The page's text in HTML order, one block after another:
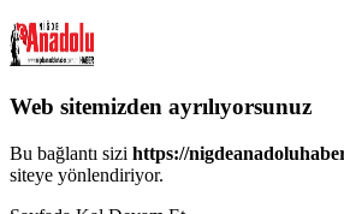
Web sitemizden ayrılıyorsunuz
Bu bağlantı sizi https://
siteye yönlendiriyor.